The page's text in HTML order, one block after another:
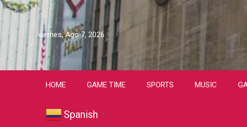
viernes, Ago 7, 2026
HOME GAME TIME SPORTS MUSIC
Spanish ▼